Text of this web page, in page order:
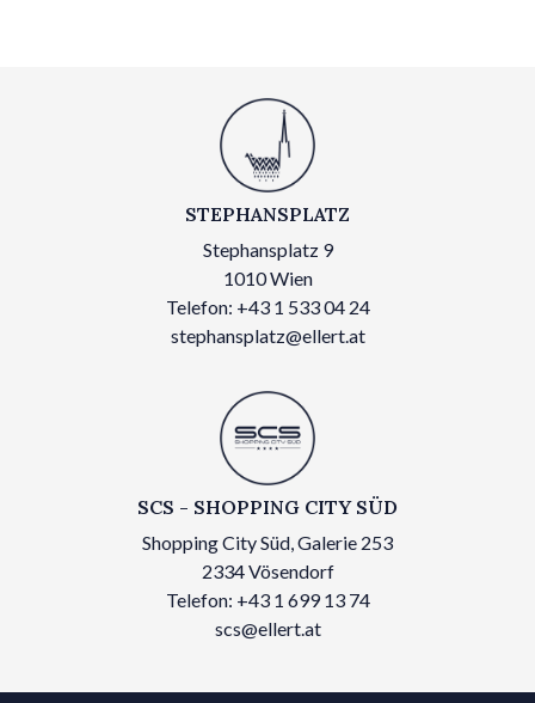
STEPHANSPLATZ
Stephansplatz 9
1010 Wien
Telefon: +43 1 533 04 24
stephansplatz@ellert.at
SCS - SHOPPING CITY SÜD
Shopping City Süd, Galerie 253
2334 Vösendorf
Telefon: +43 1 699 13 74
scs@ellert.at